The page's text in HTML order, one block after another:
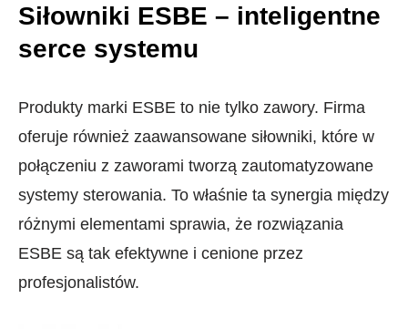
Siłowniki ESBE – inteligentne
serce systemu
Produkty marki ESBE to nie tylko zawory. Firma
oferuje również zaawansowane siłowniki, które w
połączeniu z zaworami tworzą zautomatyzowane
systemy sterowania. To właśnie ta synergia między
różnymi elementami sprawia, że rozwiązania
ESBE są tak efektywne i cenione przez
profesjonalistów.